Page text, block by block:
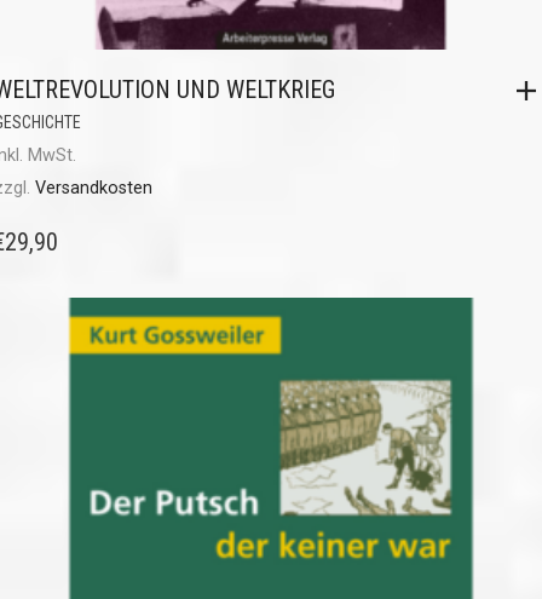
UND WELTKRIEG
MwSt.
Versandkosten
29,90